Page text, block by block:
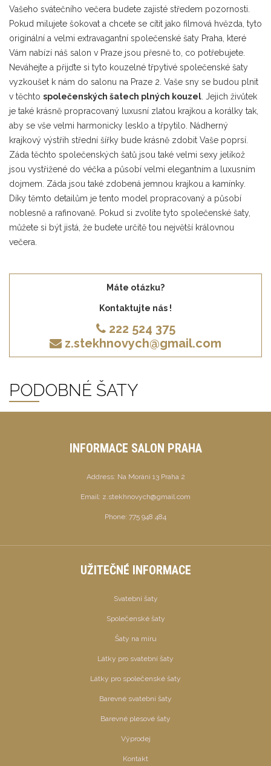
Vašeho svátečního večera budete zajisté středem pozornosti.
Pokud milujete šokovat a chcete se cítit jako filmová hvězda, tyto
originální a velmi extravagantní společenské šaty Praha, které
Vám nabízí náš salon v Praze jsou přesně to, co potřebujete.
Neváhejte a přijďte si tyto kouzelné třpytivé společenské šaty
vyzkoušet k nám do salonu na Praze 2. Vaše sny se budou plnit
v těchto společenských šatech plných kouzel . Jejich živůtek
je také krásně propracovaný luxusní zlatou krajkou a korálky tak,
aby se vše velmi harmonicky lesklo a třpytilo. Nádherný
krajkový výstřih střední šířky bude krásně zdobit Vaše poprsí.
Záda těchto společenských šatů jsou také velmi sexy jelikož
jsou vystřižené do véčka a působí velmi elegantním a luxusním
dojmem. Záda jsou také zdobená jemnou krajkou a kamínky.
Díky těmto detailům je tento model propracovaný a působí
noblesně a rafinovaně. Pokud si zvolíte tyto společenské šaty,
můžete si být jistá, že budete určitě tou největší královnou
večera.
Máte otázku?
Kontaktujte nás !
222 524 375
z.stekhnovych@gmail.com
PODOBNÉ ŠATY
INFORMACE SALON PRAHA
Address: Na Moráni 13 Praha 2
Email: z.stekhnovych@gmail.com
Phone: 775 948 484
UŽITEČNÉ INFORMACE
Svatební šaty
Společenské šaty
Šaty na míru
Látky pro svatební šaty
Látky pro společenské šaty
Barevné svatební šaty
Barevné plesové šaty
Výprodej
Kontakt